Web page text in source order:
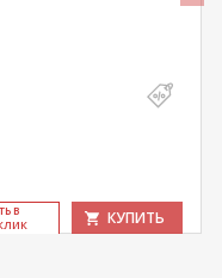
В
КУПИТЬ